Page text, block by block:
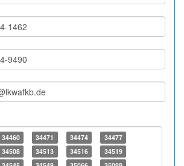
34460 34471 34474
34477
34508 34513 34516
34519